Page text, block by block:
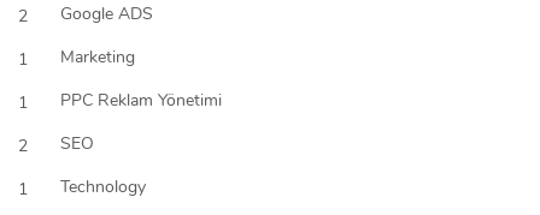
2
Google ADS
1
Marketing
1
PPC Reklam Yönetimi
2
SEO
1
Technology